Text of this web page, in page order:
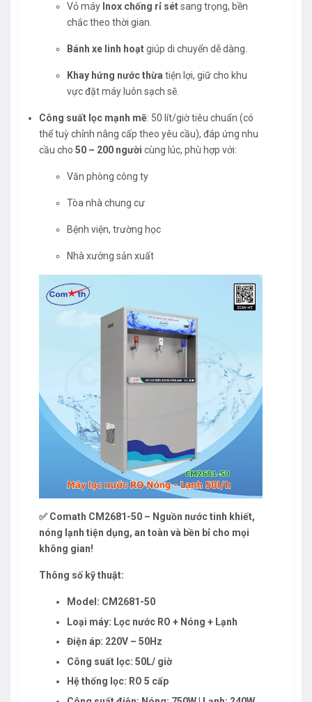
Vỏ máy Inox chống rỉ sétsang trọng, bền
chắc theo thời gian.
Bánh xe linh hoạtgiúp di chuyển dễ dàng.
Khay hứng nước thừa tiện lợi, giữ cho khu
vực đặt máy luôn sạch sẽ.
Công suất lọc mạnh mẽ: 50 lít/giờ tiêu chuẩn (có
thể tuỳ chỉnh nâng cấp theo yêu cầu), đáp ứng nhu
cầu cho 50 – 200 người cùng lúc, phù hợp với:
Văn phòng công ty
Tòa nhà chung cư
Bệnh viện, trường học
Nhà xưởng sản xuất
✅ Comath CM2681-50 – Nguồn nước tinh khiết,
nóng lạnh tiện dụng, an toàn và bền bỉ cho mọi
không gian!
Thông số kỹ thuật:
Model: CM2681-50
Loại máy: Lọc nước RO + Nóng + Lạnh
Điện áp: 220V – 50Hz
Công suất lọc: 50L/ giờ
Hệ thống lọc: RO 5 cấp